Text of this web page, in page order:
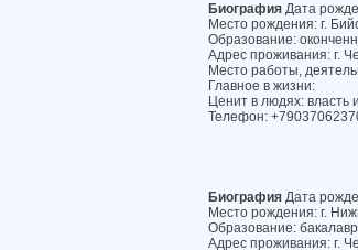
Биография Дата
Место рождения: г.
Образование:
Адрес проживания: г.
Место работы,
Главное в жизни:
Ценит в людях: власть
Телефон:
Биография Дата
Место рождения: г.
Образование:
Адрес проживания: г.